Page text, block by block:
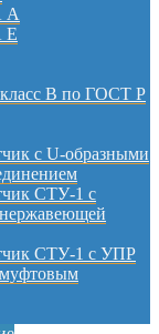
А
Е
B по ГОСТ Р
с U-образными
СТУ-1 с
СТУ-1 с УПР